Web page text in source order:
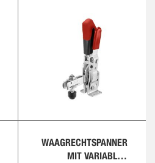
WAAGRECHTSPANNER
MIT VARIABLER